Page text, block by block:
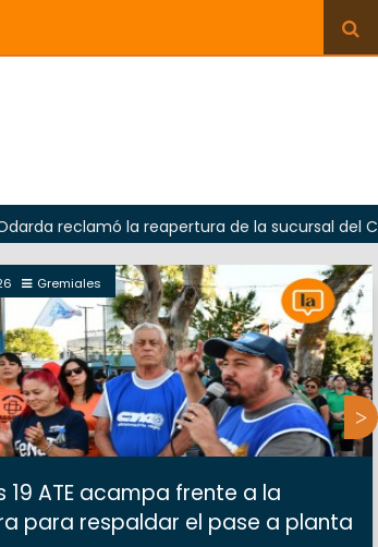
la reapertura de la sucursal del Correo
Gremiales
19 ATE acampa frente a la
para respaldar el pase a planta